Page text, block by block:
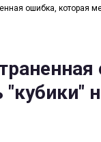
ошибка, которая